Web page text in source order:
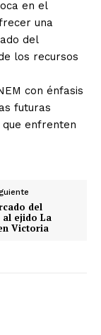
en el
una
del
los recursos
con énfasis
futuras
enfrenten
del
al ejido La
Victoria